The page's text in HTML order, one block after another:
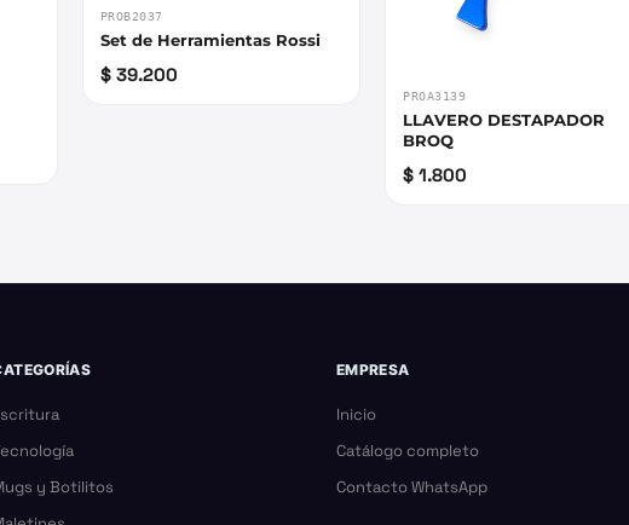
PROB2037
Set de Herramientas Rossi
$ 39.200
PROA3139
LLAVERO DESTAPADOR
BROQ
$ 1.800
y Botilitos
EMPRESA
Inicio
Catálogo completo
Contacto WhatsApp